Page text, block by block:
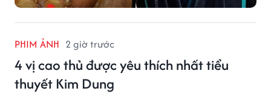
PHIM ẢNH 2 giờ trước
4 vị cao thủ được yêu thích nhất tiểu
thuyết Kim Dung